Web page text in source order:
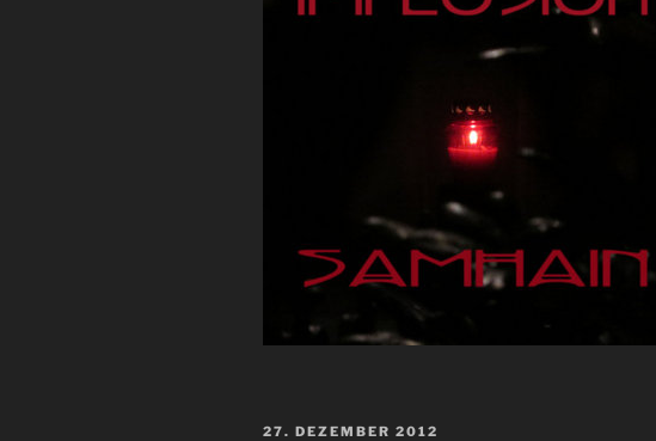
VERÖFFENTLICHT
27. DEZEMBER 2012